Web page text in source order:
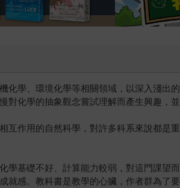
化學、環境化學等相關領域，以深入淺出
化學的抽象觀念嘗試理解而產生興趣，
互作用的自然科學，對許多科系來說都是
基礎不好、計算能力較弱，對這門課望
就感。教科書是教學的心臟，作者群為了